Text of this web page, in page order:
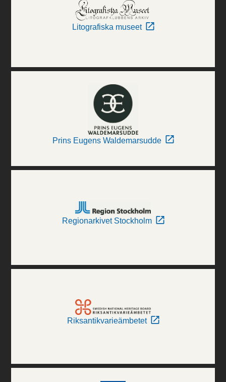
Litografiska museet
Prins Eugens Waldemarsudde
Regionarkivet Stockholm
Riksantikvarieämbetet